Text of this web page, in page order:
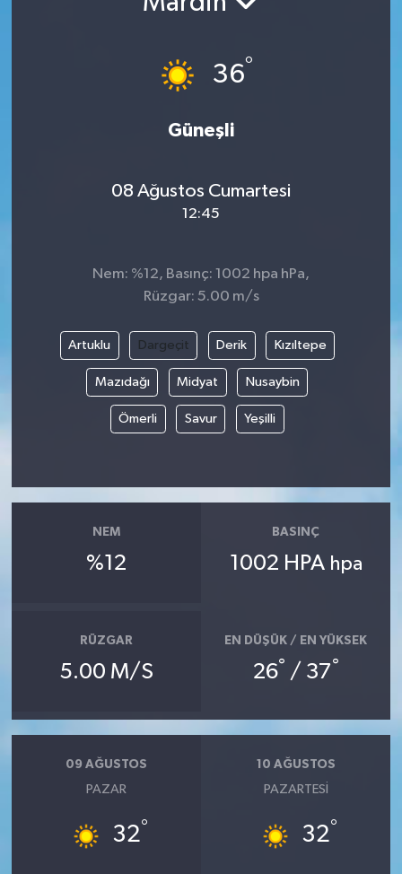
36°
Güneşli
08 Ağustos Cumartesi
12:45
Nem: %12, Basınç: 1002 hpa hPa,
Rüzgar: 5.00 m/s
Artuklu Dargeçit Derik Kızıltepe
Mazıdağı Midyat Nusaybin
Ömerli Savur Yeşilli
NEM
%12
BASINÇ
1002 HPA hpa
RÜZGAR
5.00 M/S
EN DÜŞÜK / EN YÜKSEK
26° / 37°
09 AĞUSTOS
PAZAR
32°
10 AĞUSTOS
PAZARTESI
32°